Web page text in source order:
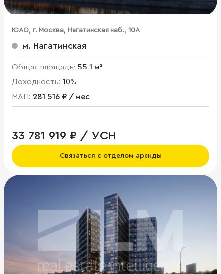
ЮАО, г. Москва, Нагатинская наб., 10А
м. Нагатинская
Общая площадь: 55.1 м²
Доходность: 10%
МАП: 281 516 ₽ / мес
33 781 919 ₽ / УСН
Связаться с отделом аренды